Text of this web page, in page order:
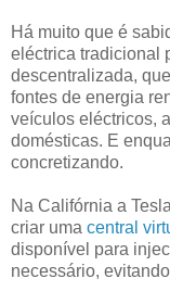
Há muito que é
eléctrica tradicional
descentralizada,
fontes de energia
veículos eléctricos,
domésticas. E
concretizando.
Na Califórnia a
criar uma central
disponível para
necessário,